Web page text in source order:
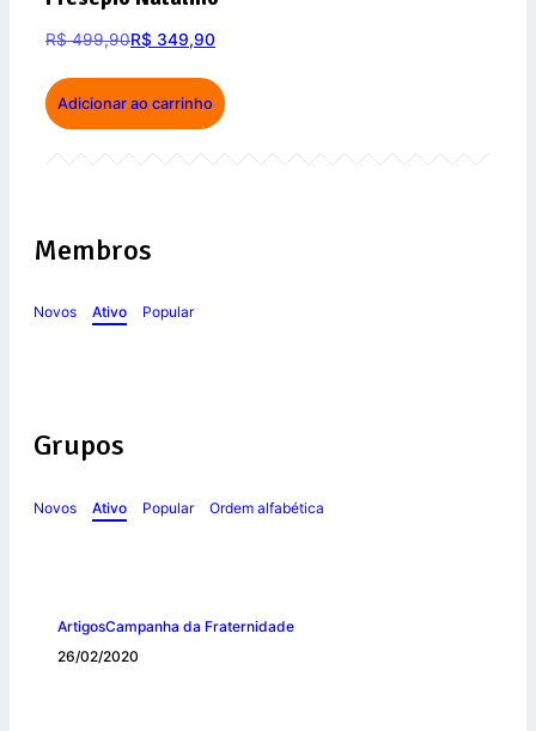
R$499,90R$ 349,90
Adicionar ao carrinho
Membros
Novos Ativo Popular
Grupos
Novos Ativo Popular Ordem alfabética
ArtigosCampanha da Fraternidade
26/02/2020